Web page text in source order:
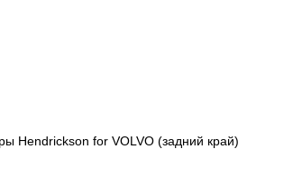
Hendrickson for VOLVO (задний край)